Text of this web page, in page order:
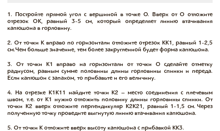
1. Постройте прямой угол с вершиной в точке О. Вверх от О отложите
отрезок ОК, равный 3-5 см, который определяет линию втачивания
капюшона в горловину.
2. От точки К вправо по горизонтали отложите отрезок КК1, равный 1-2,5
см. Чем больше значение, тем более закругленной будет форма капюшона.
3. От точки К1 вправо на горизонтали от точки О сделайте отметку
радиусом, равным сумме половины длины горловины спинки и переда.
Если капюшон с запахом, то прибавьте и его величину.
4. На отрезке К1К11 найдите точки К2 – место соединения с плечевым
швом, т.е. от К1 нужно отложить половину длины горловины спинки. От
точки К2 вверх отложите перпендикуляр К2К21, равный 1-1,5 см. Через
полученную точку проведите выгнутую линию втачивания капюшона.
5. От точки К отложите вверх высоту капюшона с прибавкой КК3.